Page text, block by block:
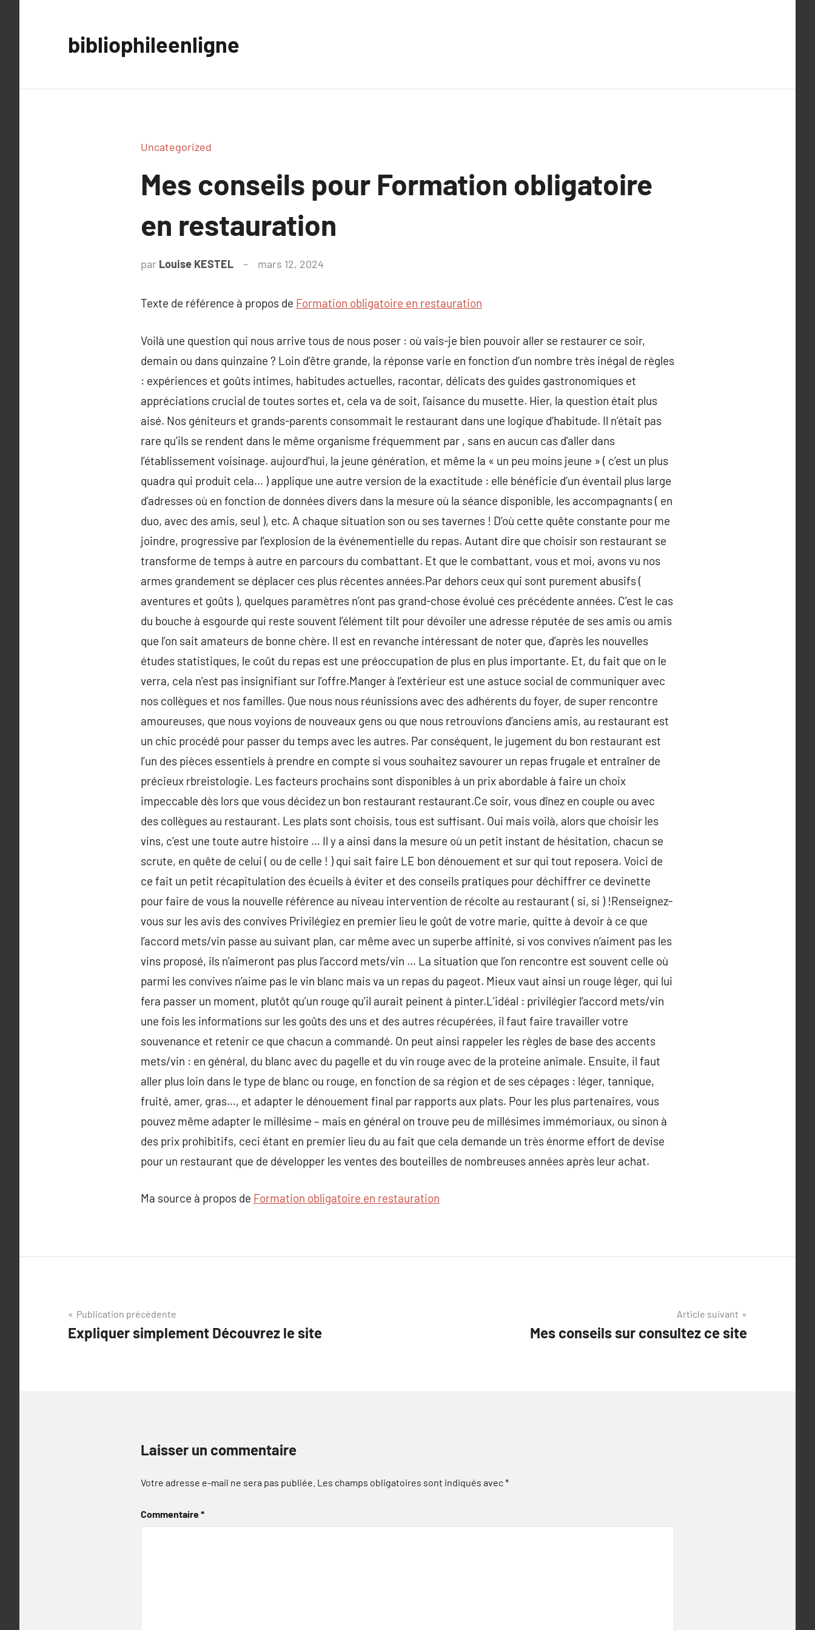
bibliophileenligne
Uncategorized
Mes conseils pour Formation obligatoire
en restauration
par Louise KESTEL mars 12, 2024
Texte de référence à propos de Formation obligatoire en restauration
Voilà une question qui nous arrive tous de nous poser : où vais-je bien pouvoir aller se restaurer ce soir,
demain ou dans quinzaine ? Loin d’être grande, la réponse varie en fonction d’un nombre très inégal de règles
: expériences et goûts intimes, habitudes actuelles, racontar, délicats des guides gastronomiques et
appréciations crucial de toutes sortes et, cela va de soit, l’aisance du musette. Hier, la question était plus
aisé. Nos géniteurs et grands-parents consommait le restaurant dans une logique d’habitude. Il n’était pas
rare qu’ils se rendent dans le même organisme fréquemment par , sans en aucun cas d’aller dans
l’établissement voisinage. aujourd’hui, la jeune génération, et même la « un peu moins jeune » ( c’est un plus
quadra qui produit cela… ) applique une autre version de la exactitude : elle bénéficie d’un éventail plus large
d’adresses où en fonction de données divers dans la mesure où la séance disponible, les accompagnants ( en
duo, avec des amis, seul ), etc. A chaque situation son ou ses tavernes ! D’où cette quête constante pour me
joindre, progressive par l’explosion de la événementielle du repas. Autant dire que choisir son restaurant se
transforme de temps à autre en parcours du combattant. Et que le combattant, vous et moi, avons vu nos
armes grandement se déplacer ces plus récentes années.Par dehors ceux qui sont purement abusifs (
aventures et goûts ), quelques paramètres n’ont pas grand-chose évolué ces précédente années. C’est le cas
du bouche à esgourde qui reste souvent l’élément tilt pour dévoiler une adresse réputée de ses amis ou amis
que l’on sait amateurs de bonne chère. Il est en revanche intéressant de noter que, d’après les nouvelles
études statistiques, le coût du repas est une préoccupation de plus en plus importante. Et, du fait que on le
verra, cela n’est pas insignifiant sur l’offre.Manger à l’extérieur est une astuce social de communiquer avec
nos collègues et nos familles. Que nous nous réunissions avec des adhérents du foyer, de super rencontre
amoureuses, que nous voyions de nouveaux gens ou que nous retrouvions d’anciens amis, au restaurant est
un chic procédé pour passer du temps avec les autres. Par conséquent, le jugement du bon restaurant est
l’un des pièces essentiels à prendre en compte si vous souhaitez savourer un repas frugale et entraîner de
précieux rbreistologie. Les facteurs prochains sont disponibles à un prix abordable à faire un choix
impeccable dès lors que vous décidez un bon restaurant restaurant.Ce soir, vous dînez en couple ou avec
des collègues au restaurant. Les plats sont choisis, tous est suffisant. Oui mais voilà, alors que choisir les
vins, c’est une toute autre histoire … Il y a ainsi dans la mesure où un petit instant de hésitation, chacun se
scrute, en quête de celui ( ou de celle ! ) qui sait faire LE bon dénouement et sur qui tout reposera. Voici de
ce fait un petit récapitulation des écueils à éviter et des conseils pratiques pour déchiffrer ce devinette
pour faire de vous la nouvelle référence au niveau intervention de récolte au restaurant ( si, si ) !Renseignez-
vous sur les avis des convives Privilégiez en premier lieu le goût de votre marie, quitte à devoir à ce que
l’accord mets/vin passe au suivant plan, car même avec un superbe affinité, si vos convives n’aiment pas les
vins proposé, ils n’aimeront pas plus l’accord mets/vin … La situation que l’on rencontre est souvent celle où
parmi les convives n’aime pas le vin blanc mais va un repas du pageot. Mieux vaut ainsi un rouge léger, qui lui
fera passer un moment, plutôt qu’un rouge qu’il aurait peinent à pinter.L’idéal : privilégier l’accord mets/vin
une fois les informations sur les goûts des uns et des autres récupérées, il faut faire travailler votre
souvenance et retenir ce que chacun a commandé. On peut ainsi rappeler les règles de base des accents
mets/vin : en général, du blanc avec du pagelle et du vin rouge avec de la proteine animale. Ensuite, il faut
aller plus loin dans le type de blanc ou rouge, en fonction de sa région et de ses cépages : léger, tannique,
fruité, amer, gras…, et adapter le dénouement final par rapports aux plats. Pour les plus partenaires, vous
pouvez même adapter le millésime – mais en général on trouve peu de millésimes immémoriaux, ou sinon à
des prix prohibitifs, ceci étant en premier lieu du au fait que cela demande un très énorme effort de devise
pour un restaurant que de développer les ventes des bouteilles de nombreuses années après leur achat.
Ma source à propos de Formation obligatoire en restauration
Navigation
de
Publication précédente
Expliquer simplement Découvrez le site
Article suivant
Mes conseils sur consultez ce site
Laisser un commentaire
Votre adresse e-mail ne sera pas publiée. Les champs obligatoires sont indiqués avec*
Commentaire*